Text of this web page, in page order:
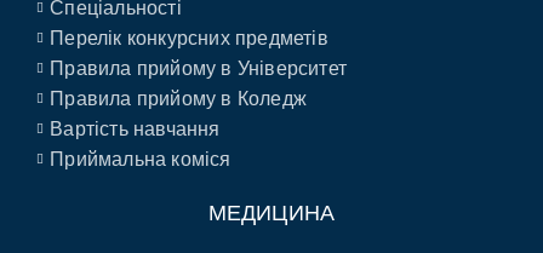
Спеціальності
Перелік конкурсних предметів
Правила прийому в Університет
Правила прийому в Коледж
Вартість навчання
Приймальна коміся
МЕДИЦИНА